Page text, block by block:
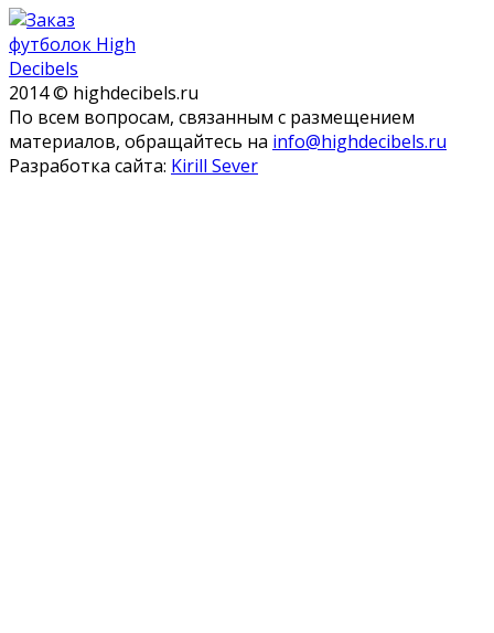
2014 © highdecibels.ru
По всем вопросам, связанным с размещением
материалов, обращайтесь на info@highdecibels.ru
Разработка сайта: Kirill Sever